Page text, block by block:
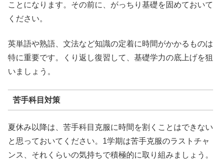
ことになります。その前に、がっちり基礎を固めておいて
ください。
英単語や熟語、文法など知識の定着に時間がかかるものは
特に重要です。くり返し復習して、基礎学力の底上げを狙
いましょう。
苦手科目対策
夏休み以降は、苦手科目克服に時間を割くことはできない
と思っておいてください。1学期は苦手克服のラストチャ
ンス、それくらいの気持ちで積極的に取り組みましょう。